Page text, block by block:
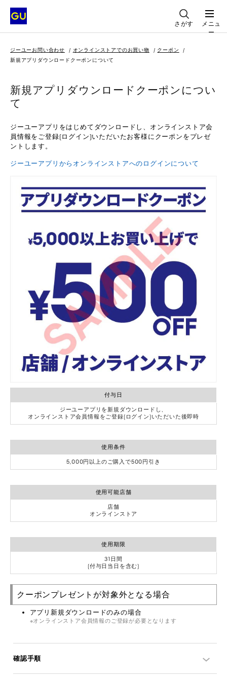
さがす
メニュ
ー
ジーユーお問い合わせ オンラインストアでのお買い物
クーポン
新規アプリダウンロードクーポンについて
新規アプリダウンロードクーポンについ
て
ジーユーアプリをはじめてダウンロードし、オンラインストア会
員情報をご登録(ログイン)いただいたお客様にクーポンをプレゼ
ントします。
ジーユーアプリからオンラインストアへのログインについて
付与日
ジーユーアプリを新規ダウンロードし、
オンラインストア会員情報をご登録(ログイン)いただいた後即時
使用条件
5,000円以上のご購入で500円引き
使用可能店舗
店舗
オンラインストア
使用期限
31日間
(付与日当日を含む)
クーポンプレゼントが対象外となる場合
アプリ新規ダウンロードのみの場合
オンラインストア会員情報のご登録が必要となります
確認手順